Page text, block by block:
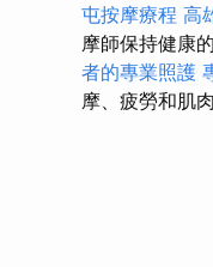
屯按摩療程 高
摩師保持健康
者的專業照護
摩、疲勞和肌